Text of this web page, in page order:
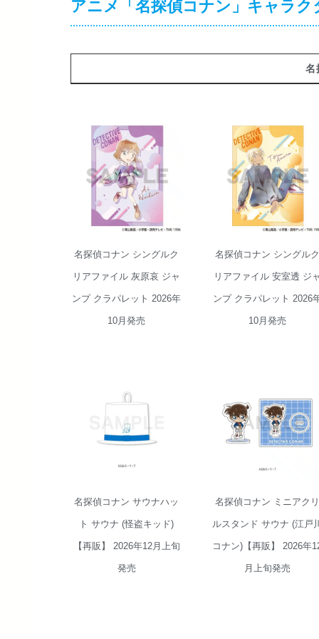
アニメ「名探偵コナン」キャラク
名
名探偵コナン シ
ングルクリアフ
ァイル 灰原哀 ジ
ャンプ クラパレ
ット 2026年10月
発売
名探偵コナン シングルク
リアファイル 灰原哀 ジャ
ンプ クラパレット 2026年
10月発売
名探偵コナン シ
ングルクリアフ
ァイル 安室透 ジ
ャンプ クラパレ
ット 2026年10月
発売
名探偵コナン シングルク
リアファイル 安室透 ジ
ンプ クラパレット 2026
10月発売
ウナハット サウ
ナ (怪盗キッド)
【再販】 2026年
12月上旬発売
名探偵コナン サウナハッ
ト サウナ (怪盗キッド)
【再販】 2026年12月上旬
発売
ンド サウナ (江
戸川 コナン)【再
上旬発売
名探偵コナン ミニアクリ
ルスタンド サウナ (江戸
コナン)【再販】 2026年
月上旬発売